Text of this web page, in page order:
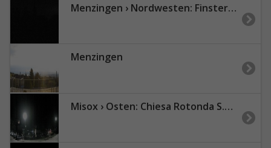
Menzingen › Nordwesten: Finstersee - Zug, Schweiz
Menzingen
Misox › Osten: Chiesa Rotonda S.Bernardino